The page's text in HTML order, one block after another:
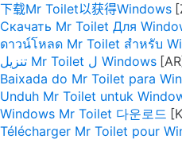
下载Mr Toilet以获得Windows
Скачать Mr Toilet Для
ดาวน์โหลด Mr Toilet สำหรับ
تنزيل Mr Toilet ل Windows
Baixada do Mr Toilet para
Unduh Mr Toilet untuk
Windows Mr Toilet 다운로드
Télécharger Mr Toilet pour